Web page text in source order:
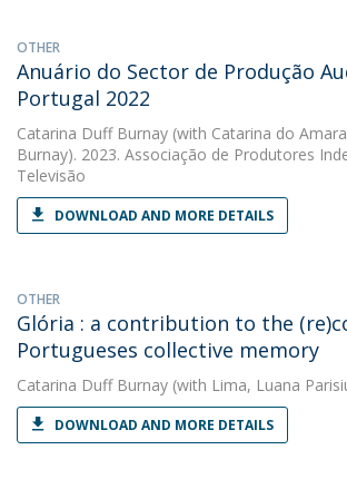
OTHER
Anuário do Sector de Produção
Portugal 2022
Catarina Duff Burnay (with Catarina do
Burnay). 2023. Associação de Produtores
Televisão
DOWNLOAD AND MORE DETAILS
OTHER
Glória : a contribution to the
Portugueses collective memory
Catarina Duff Burnay (with Lima, Luana
DOWNLOAD AND MORE DETAILS